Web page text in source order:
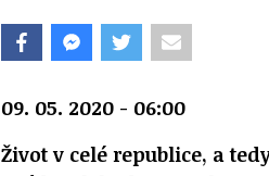
09. 05. 2020 - 06:00
Život v celé republice, a